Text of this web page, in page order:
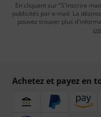
En cliquant sur "S'inscrire
publicités par e-mail. La
pouvez trouver plus
Achetez et payez en